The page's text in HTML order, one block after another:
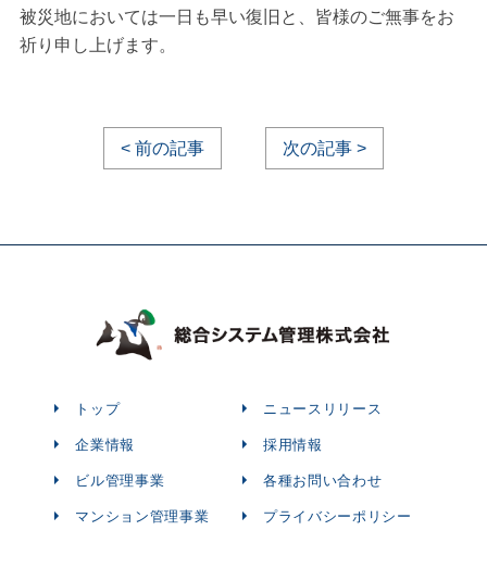
被災地においては一日も早い復旧と、皆様のご無事をお
祈り申し上げます。
< 前の記事 次の記事 >
トップ
企業情報
ビル管理事業
マンション管理事業
ニュースリリース
採用情報
各種お問い合わせ
プライバシーポリシー